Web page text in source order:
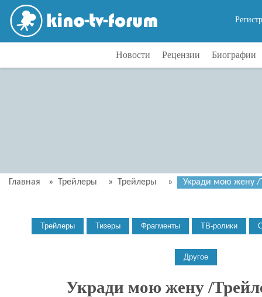
Новости Рецензии Биографии
Главная » Трейлеры » Трейлеры » Укради мою жену /
Укради мою жену /